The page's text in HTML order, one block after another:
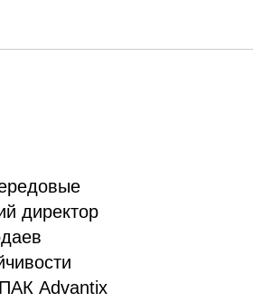
директор
Advantix